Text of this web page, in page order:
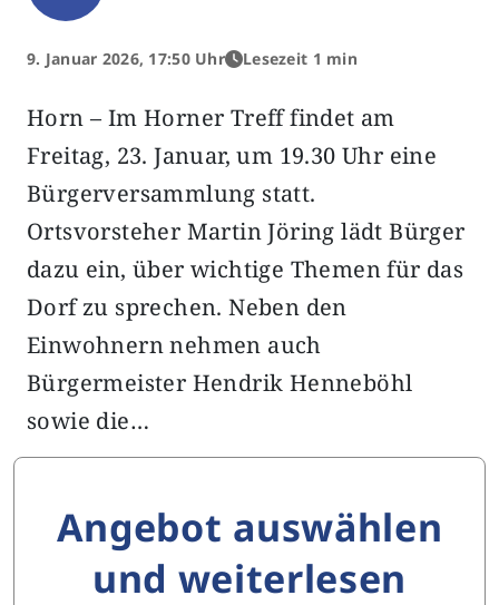
9. Januar 2026, 17:50 Uhr Lesezeit 1 min
Horn – Im Horner Treff findet am
Freitag, 23. Januar, um 19.30 Uhr eine
Bürgerversammlung statt.
Ortsvorsteher Martin Jöring lädt Bürger
dazu ein, über wichtige Themen für das
Dorf zu sprechen. Neben den
Einwohnern nehmen auch
Bürgermeister Hendrik Henneböhl
sowie die…
Angebot auswählen
und weiterlesen